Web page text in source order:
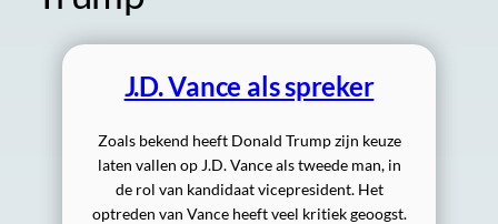
J.D. Vance als spreker
Zoals bekend heeft Donald Trump zijn keuze
laten vallen op J.D. Vance als tweede man, in
de rol van kandidaat vicepresident. Het
optreden van Vance heeft veel kritiek geoogst.